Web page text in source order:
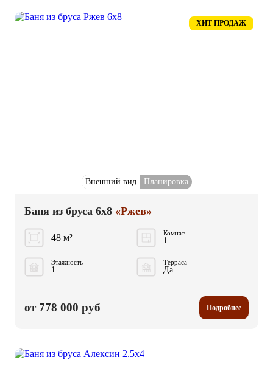
ХИТ ПРОДАЖ
Внешний вид Планировка
Баня из бруса 6x8 «Ржев»
48 м² Комнат
1
Этажность
1
Терраса
Да
от 778 000 руб Подробнее